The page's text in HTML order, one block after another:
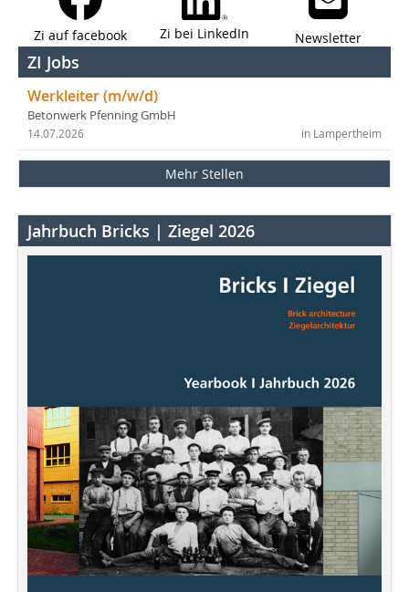
Zi auf facebook Zi bei LinkedIn Newsletter
ZI Jobs
Werkleiter (m/w/d)
Betonwerk Pfenning GmbH
in Lampertheim
14.07.2026
Mehr Stellen
Jahrbuch Bricks | Ziegel 2026